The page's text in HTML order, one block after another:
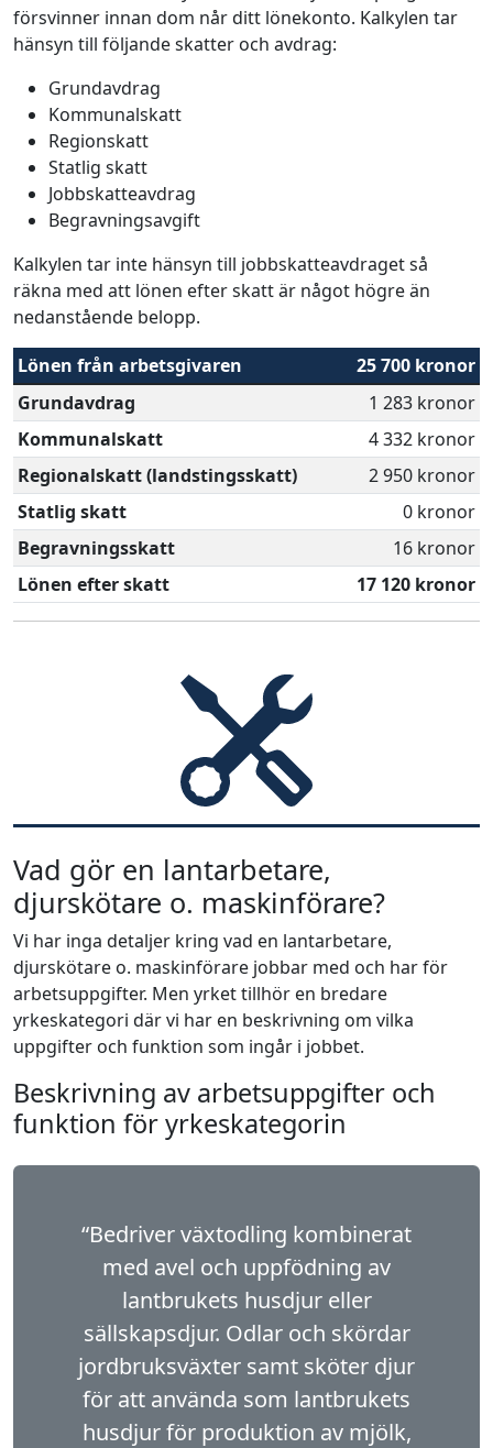
försvinner innan dom når ditt lönekonto. Kalkylen tar
hänsyn till följande skatter och avdrag:
Grundavdrag
Kommunalskatt
Regionskatt
Statlig skatt
Jobbskatteavdrag
Begravningsavgift
Kalkylen tar inte hänsyn till jobbskatteavdraget så
räkna med att lönen efter skatt är något högre än
nedanstående belopp.
Lönen från arbetsgivaren
25 700 kronor
Grundavdrag
1 283 kronor
Kommunalskatt
4 332 kronor
Regionalskatt (landstingsskatt)
2 950 kronor
Statlig skatt
0 kronor
Begravningsskatt
16 kronor
Lönen efter skatt
17 120 kronor
Vad gör en lantarbetare,
djurskötare o. maskinförare?
Vi har inga detaljer kring vad en lantarbetare,
djurskötare o. maskinförare jobbar med och har för
arbetsuppgifter. Men yrket tillhör en bredare
yrkeskategori där vi har en beskrivning om vilka
uppgifter och funktion som ingår i jobbet.
Beskrivning av arbetsuppgifter och
funktion för yrkeskategorin
“Bedriver växtodling kombinerat
med avel och uppfödning av
lantbrukets husdjur eller
sällskapsdjur. Odlar och skördar
jordbruksväxter samt sköter djur
för att använda som lantbrukets
husdjur för produktion av mjölk,